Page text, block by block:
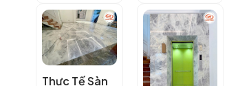
Gỗ Ý Nâu Đen
Kết Vi-
premium
Thực Tế Sàn